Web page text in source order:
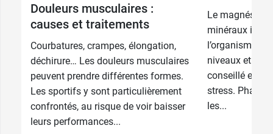
Source : https://laboratoire-alab.fr/produit/zinc/
Fabricant
ARAGAN
42 rue Washington
75008 Paris
France
01 43 19 85 87
Douleurs musculaires :
causes et traitements
Courbatures, crampes, élongation,
déchirure… Les douleurs musculaires
peuvent prendre différentes formes.
Les sportifs y sont particulièrement
confrontés, au risque de voir baisser
leurs performances...
Le
minéraux
l’organisme.
niveaux et est
conseillé en
stress.
les...